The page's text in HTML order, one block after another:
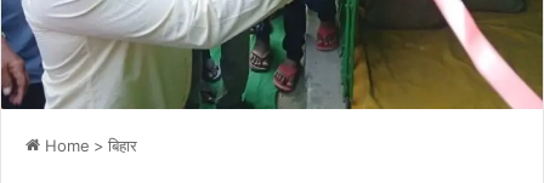
Home > बिहार